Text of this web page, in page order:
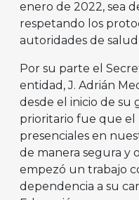
enero de 2022, sea
respetando los
autoridades de
Por su parte el
entidad, J. Adrián
desde el inicio de su
prioritario fue que el
presenciales en
de manera segura y
empezó un trabajo
dependencia a su